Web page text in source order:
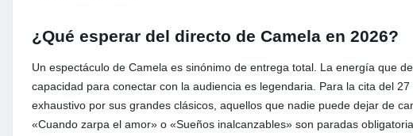
¿Qué esperar del directo de Camela en 2026?
Un espectáculo de Camela es sinónimo de entrega total. La energía que
capacidad para conectar con la audiencia es legendaria. Para la cita del
exhaustivo por sus grandes clásicos, aquellos que nadie puede dejar de
«Cuando zarpa el amor» o «Sueños inalcanzables» son paradas